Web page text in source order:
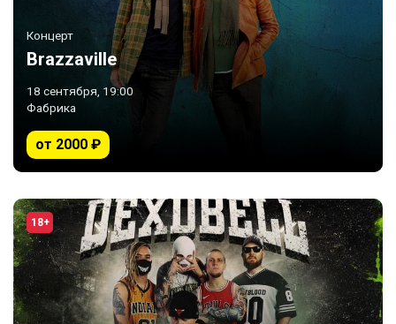
Концерт
Brazzaville
18 сентября, 19:00
Фабрика
от 2000 ₽
18+